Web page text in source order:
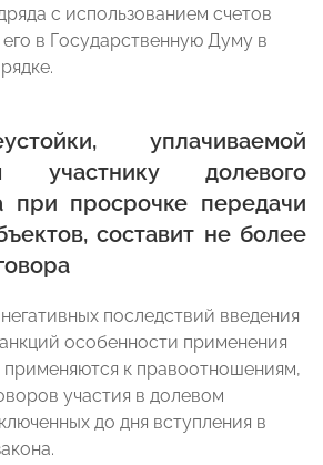
с использованием счетов
его в Государственную Думу в
уплачиваемой
участнику долевого
при просрочке передачи
составит не более
последствий введения
особенности применения
к правоотношениям,
участия в долевом
до дня вступления в